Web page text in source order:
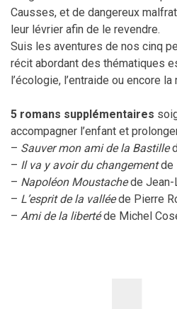
Causses, et de dangereux
leur lévrier afin de le revendre.
Suis les aventures de nos cinq
récit abordant des thématiques
l’écologie, l’entraide ou encore
5 romans supplémentaires
accompagner l’enfant et
– Sauver mon ami de la Bastille
– Il va y avoir du changementde
– Napoléon Moustachede Jean-
– L’esprit de la valléede Pierre
– Ami de la libertéde Michel